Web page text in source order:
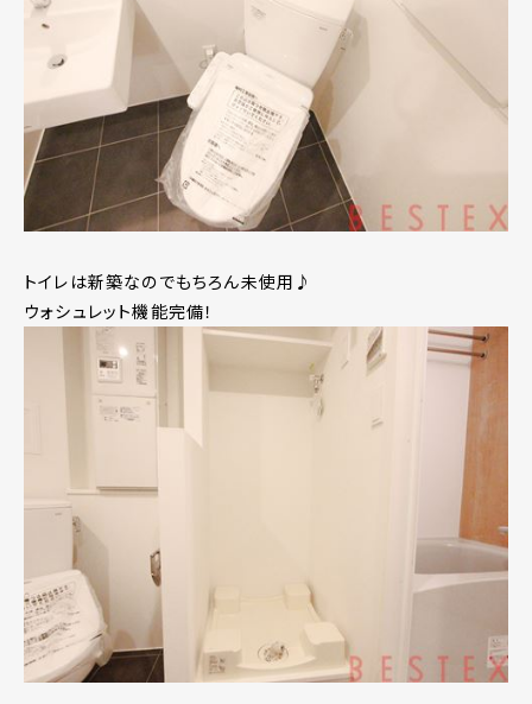
トイレは新築なのでもちろん未使用♪
ウォシュレット機能完備！